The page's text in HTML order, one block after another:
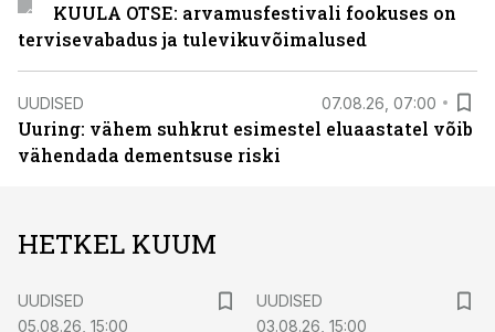
KUULA OTSE: arvamusfestivali fookuses on
tervisevabadus ja tulevikuvõimalused
UUDISED 07.08.26, 07:00
Uuring: vähem suhkrut esimestel eluaastatel võib
vähendada dementsuse riski
HETKEL KUUM
UUDISED
05.08.26, 15:00
UUDISED
03.08.26, 15:00